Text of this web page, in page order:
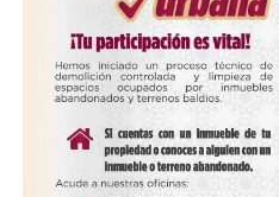
Me gusta esto: